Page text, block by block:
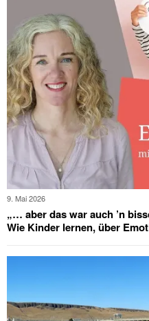
9. Mai 2026
„… aber das war auch ’n
Wie Kinder lernen, über